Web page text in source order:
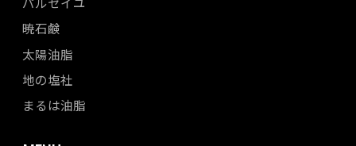
暁石鹸
太陽油脂
地の塩社
まるは油脂